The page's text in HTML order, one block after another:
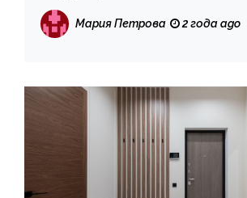
Мария Петрова 2 года ago